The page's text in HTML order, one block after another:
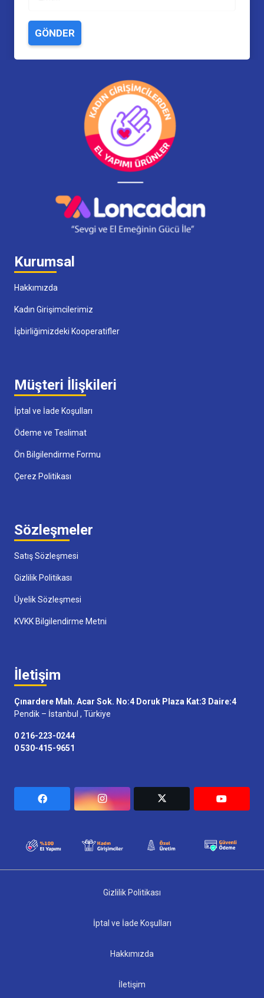
GÖNDER
Kurumsal
Hakkımızda
Kadın Girişimcilerimiz
İşbirliğimizdeki Kooperatifler
Müşteri İlişkileri
İptal ve İade Koşulları
Ödeme ve Teslimat
Ön Bilgilendirme Formu
Çerez Politikası
Sözleşmeler
Satış Sözleşmesi
Gizlilik Politikası
Üyelik Sözleşmesi
KVKK Bilgilendirme Metni
İletişim
Çınardere Mah. Acar Sok. No:4 Doruk Plaza Kat:3 Daire:4
Pendik – İstanbul , Türkiye
0 216-223-0244
0 530-415-9651
Gizlilik Politikası
İptal ve İade Koşulları
Hakkımızda
İletişim